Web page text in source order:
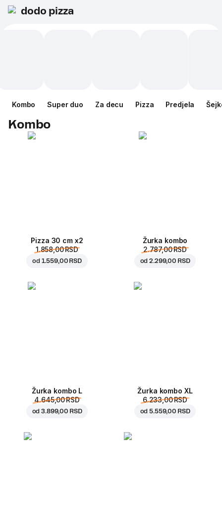
dodo pizza
Kombo Super duo Za decu Pizza Predjela
Kombo
Pizza 30 cm x2
1.858,00 RSD
od 1.559,00 RSD
Žurka kombo
2.787,00 RSD
od2.299,00 RSD
Žurka kombo L
4.645,00 RSD
od3.899,00 RSD
Žurka kombo XL
6.233,00 RSD
od5.559,00 RSD